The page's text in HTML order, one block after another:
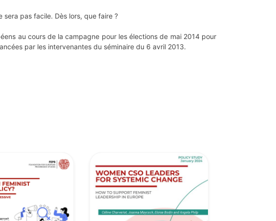
sera pas facile. Dès lors, que faire ?
au cours de la campagne pour les élections de mai 2014 pour
par les intervenantes du séminaire du 6 avril 2013.